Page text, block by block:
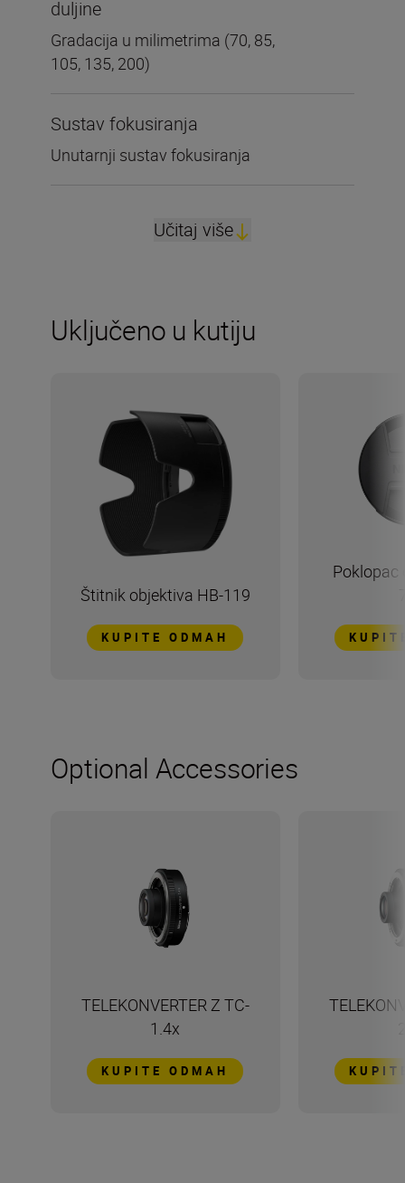
duljine
Gradacija u milimetrima (70, 85,
105, 135, 200)
Sustav fokusiranja
Unutarnji sustav fokusiranja
Učitaj više
Uključeno u kutiju
Štitnik objektiva HB-119
KUPITE ODMAH
Poklopac
Optional Accessories
TELEKONVERTER Z TC-
1.4x
KUPITE ODMAH